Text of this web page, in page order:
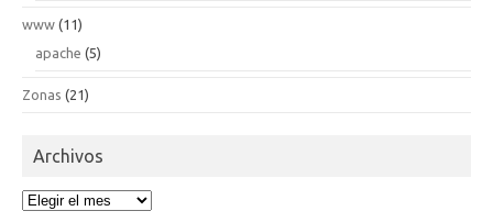
www (11)
apache (5)
Zonas (21)
Archivos
Archivos